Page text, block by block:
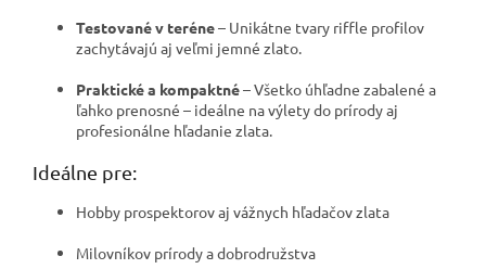
Testované v teréne– Unikátne tvary riffle profilov
zachytávajú aj veľmi jemné zlato.
Praktické a kompaktné– Všetko úhľadne zabalené a
ľahko prenosné – ideálne na výlety do prírody aj
profesionálne hľadanie zlata.
Ideálne pre:
Hobby prospektorov aj vážnych hľadačov zlata
Milovníkov prírody a dobrodružstva